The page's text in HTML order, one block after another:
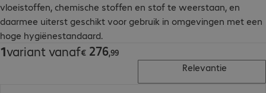
vloeistoffen, chemische stoffen en stof te weerstaan, en
daarmee uiterst geschikt voor gebruik in omgevingen met een
hoge hygiënestandaard.
1variant vanaf€ 276,99
€ 276,99
Relevantie